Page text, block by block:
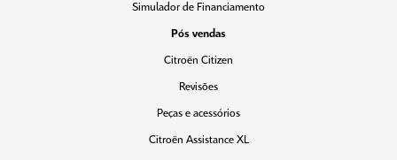
Simulador de Financiamento
Pós vendas
Citroën Citizen
Revisões
Peças e acessórios
Citroën Assistance XL